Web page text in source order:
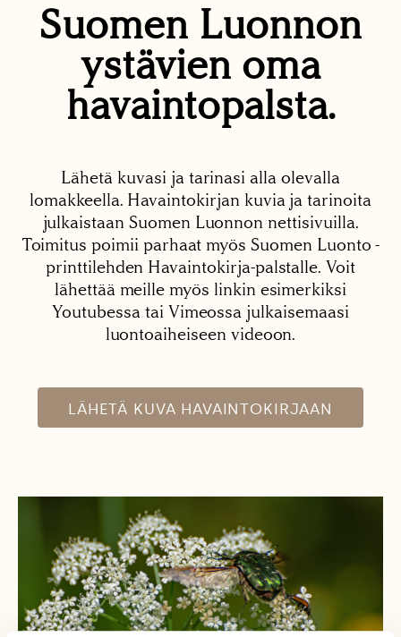
Suomen Luonnon
ystävien oma
havaintopalsta.
Lähetä kuvasi ja tarinasi alla olevalla
lomakkeella. Havaintokirjan kuvia ja tarinoita
julkaistaan Suomen Luonnon nettisivuilla.
Toimitus poimii parhaat myös Suomen Luonto -
printtilehden Havaintokirja-palstalle. Voit
lähettää meille myös linkin esimerkiksi
Youtubessa tai Vimeossa julkaisemaasi
luontoaiheiseen videoon.
LÄHETÄ KUVA HAVAINTOKIRJAAN